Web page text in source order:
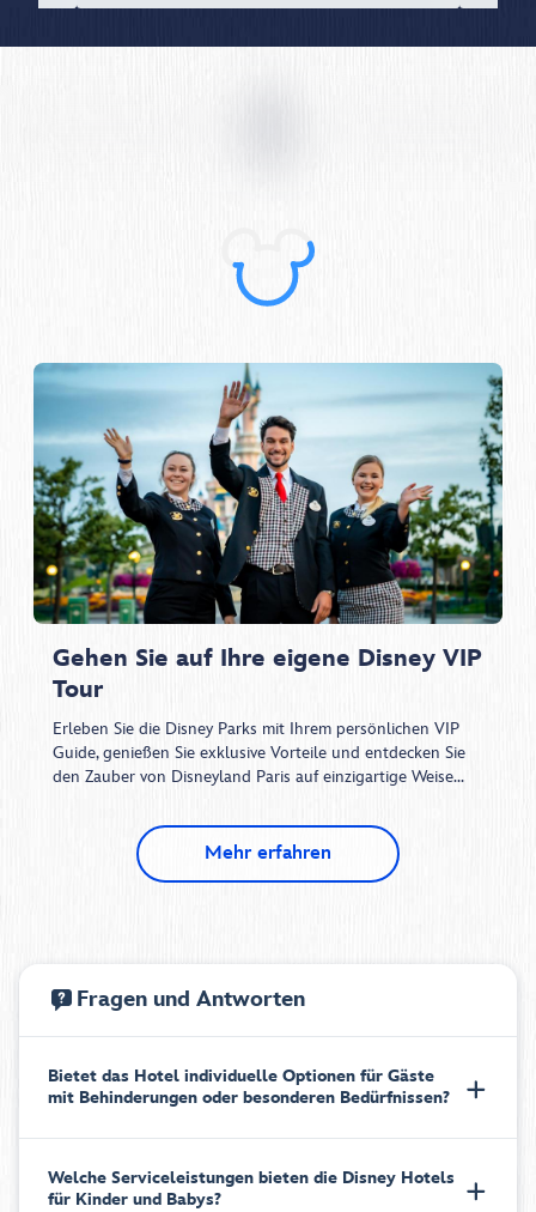
Gehen Sie auf Ihre eigene Disney VIP
Tour
Erleben Sie die Disney Parks mit Ihrem persönlichen VIP
Guide, genießen Sie exklusive Vorteile und entdecken Sie
den Zauber von Disneyland Paris auf einzigartige Weise...
Mehr erfahren
Fragen und Antworten
Bietet das Hotel individuelle Optionen für Gäste
mit Behinderungen oder besonderen Bedürfnissen?
Welche Serviceleistungen bieten die Disney Hotels
für Kinder und Babys?